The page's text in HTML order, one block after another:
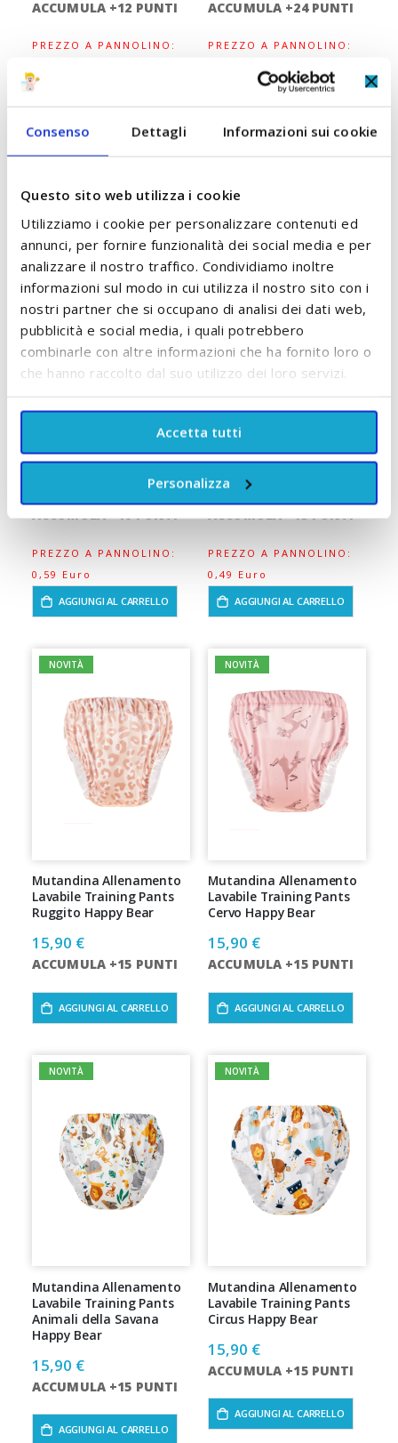
Consenso Dettagli Informazioni sui cookie
Questo sito web utilizza i cookie
Utilizziamo i cookie per personalizzare contenuti ed
annunci, per fornire funzionalità dei social media e per
analizzare il nostro traffico. Condividiamo inoltre
informazioni sul modo in cui utilizza il nostro sito con i
nostri partner che si occupano di analisi dei dati web,
pubblicità e social media, i quali potrebbero
combinarle con altre informazioni che ha fornito loro o
che hanno raccolto dal suo utilizzo dei loro servizi.
Accetta tutti
Personalizza
ACCUMULA +12 PUNTI
PREZZO A PANNOLINO:
ACCUMULA +24 PUNTI
PREZZO A PANNOLINO:
AGGIUNGI AL CARRELLO
Pannolini Mutandina
OFFERTA FORMATO SCORTA:
10,90 €
ACCUMULA +10 PUNTI
PREZZO A PANNOLINO:
0,59 Euro
AGGIUNGI AL CARRELLO
Pannolini Mutandina
OFFERTA FORMATO SCORTA:
A partire da
ACCUMULA +15 PUNTI
PREZZO A PANNOLINO:
0,49 Euro
AGGIUNGI AL CARRELLO
NOVITÀ
Mutandina Allenamento
Lavabile Training Pants
Ruggito Happy Bear
15,90 €
ACCUMULA +15 PUNTI
AGGIUNGI AL CARRELLO
NOVITÀ
Mutandina Allenamento
Lavabile Training Pants
Cervo Happy Bear
15,90 €
ACCUMULA +15 PUNTI
AGGIUNGI AL CARRELLO
NOVITÀ
Mutandina Allenamento
Lavabile Training Pants
Animali della Savana
Happy Bear
15,90 €
ACCUMULA +15 PUNTI
AGGIUNGI AL CARRELLO
NOVITÀ
Mutandina Allenamento
Lavabile Training Pants
Circus Happy Bear
15,90 €
ACCUMULA +15 PUNTI
AGGIUNGI AL CARRELLO